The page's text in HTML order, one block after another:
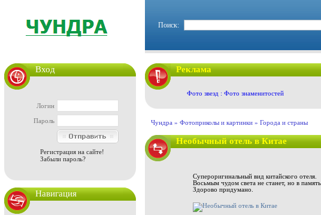
Поиск:
Вход
Логин
Пароль
Регистрация на сайте!
Забыли пароль?
Навигация
Реклама
Фото звезд : Фото знаменитостей
Чундра » Фотоприколы и картинки » Города и страны
Необычный отель в Китае
Супероригинальный вид китайского отеля.
Восьмым чудом света не станет, но в память
Здорово придумано.